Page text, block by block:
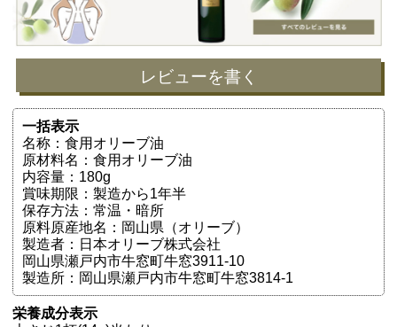
レビューを書く
一括表示
名称：食用オリーブ油
原材料名：食用オリーブ油
内容量：180g
賞味期限：製造から1年半
保存方法：常温・暗所
原料原産地名：岡山県（オリーブ）
製造者：日本オリーブ株式会社
岡山県瀬戸内市牛窓町牛窓3911-10
製造所：岡山県瀬戸内市牛窓町牛窓3814-1
栄養成分表示